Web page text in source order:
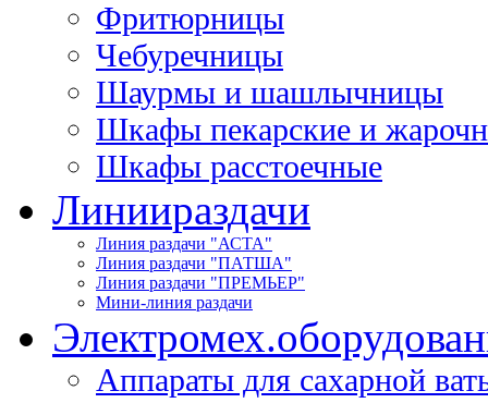
Фритюрницы
Чебуречницы
Шаурмы и шашлычницы
Шкафы пекарские и
Шкафы расстоечные
Линиираздачи
Линия раздачи "АСТА"
Линия раздачи "ПАТША"
Линия раздачи "ПРЕМЬЕР"
Мини-линия раздачи
Электромех.
Аппараты для сахарной